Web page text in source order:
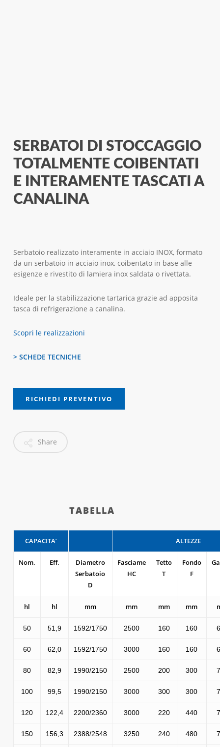
SERBATOI DI STOCCAGGIO
TOTALMENTE COIBENTATI
E INTERAMENTE TASCATI A
CANALINA
Serbatoio realizzato interamente in acciaio INOX, formato
da un serbatoio in acciaio inox, coibentato in base alle
esigenze e rivestito di lamiera inox saldata o rivettata.
Ideale per la stabilizzazione tartarica grazie ad apposita
tasca di refrigerazione a canalina.
Scopri le realizzazioni
> SCHEDE TECNICHE
RICHIEDI PREVENTIVO
Share
TABELLA
CAPACITA’ ALTEZZE
Nom. Eff.
Diametro
Serbatoio
D
Fasciame
HC
Tetto
T
Fondo
F
hl hl mm mm mm mm
50 51,9 1592/1750 2500 160 160
60 62,0 1592/1750 3000 160 160
80 82,9 1990/2150 2500 200 300
100 99,5 1990/2150 3000 300 300
120 122,4 2200/2360 3000 220 440
150 156,3 2388/2548 3250 240 480